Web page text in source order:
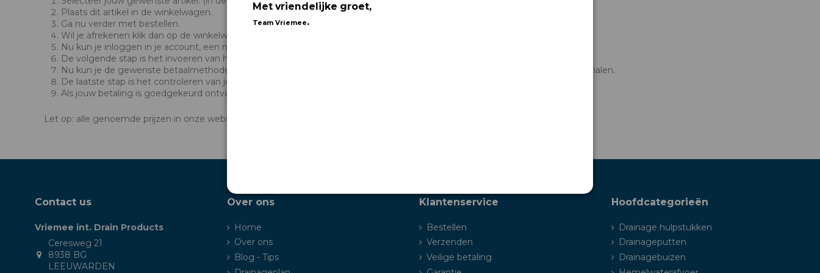
Plaats dit artikel in de winkelwagen.
Ga nu verder met bestellen.
Wil je afrekenen klik dan op de winkelwagen
Nu kun je inloggen in je account, een nieuwe account aanmaken of beslissen zonder account te bestellen.
De volgende stap is het invoeren van het factuuradres en een eventueel afwijkend afleveradres
Nu kun je de gewenste betaalmethode selecteren: iDEAL, Master Card, Visa, Bancontact, vooraf overmaken of betalen bij afhalen.
De laatste stap is het controleren van je bestelling en het daadwerkelijk afrekenen.
Als jouw betaling is goedgekeurd ontvang je automatisch een bevestiging van je bestelling in je mailbox.
Let op: alle genoemde prijzen in onze webshop zijn de prijzen incl. btw! Zijn er nog vragen neem dan gerust contact met ons op!
Contact us
Vriemee int. Drain Products
Ceresweg 21
8938 BG
LEEUWARDEN
Over ons
Home
Over ons
Blog - Tips
Klantenservice
Bestellen
Verzenden
Veilige betaling
Hoofdcategorieën
Drainage hulpstukken
Drainageputten
Drainagebuizen
Met vriendelijke groet,
Team Vriemee.